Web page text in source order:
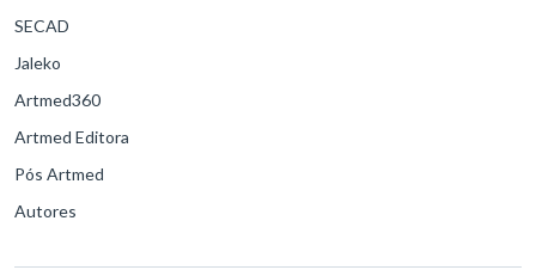
SECAD
Jaleko
Artmed360
Artmed Editora
Pós Artmed
Autores